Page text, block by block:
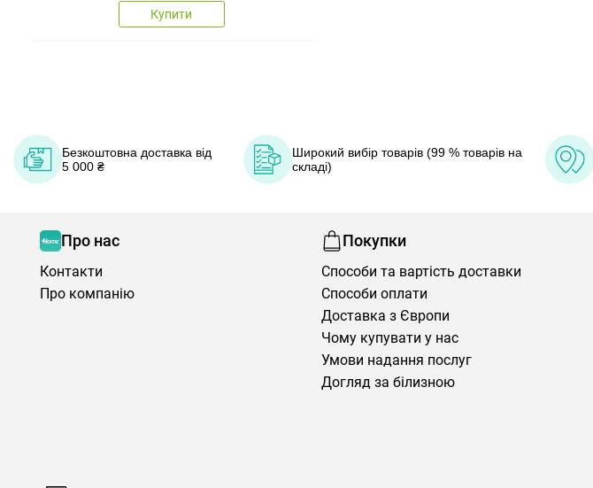
Купити
Безкоштовна доставка від
5 000 ₴
Широкий вибір товарів (99 % товарів на
складі)
Про нас
Контакти
Про компанію
Покупки
Способи та вартість доставки
Способи оплати
Доставка з Європи
Чому купувати у нас
Умови надання послуг
Догляд за білизною